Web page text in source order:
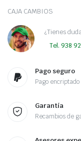
CAJA CAMBIOS
¿Tienes
Tel. 938
Pago seguro
Pago encriptado
Garantía
Recambios de